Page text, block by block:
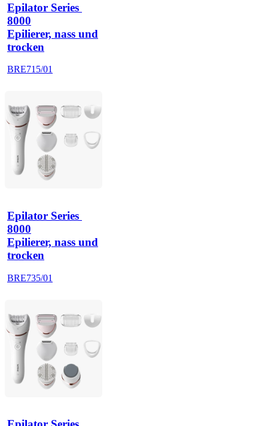
Epilator Series
8000
Epilierer, nass und
trocken
BRE715/01
Epilator Series
8000
Epilierer, nass und
trocken
BRE735/01